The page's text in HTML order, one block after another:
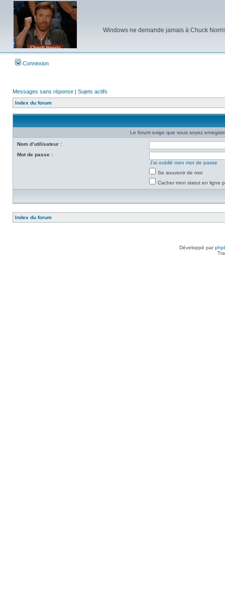
Windows ne demande jamais à Chuck
Connexion
Messages sans réponse | Sujets actifs
Index du forum
Le forum exige que vous soyez
Nom d’utilisateur :
Mot de passe :
J’ai oublié mon mot de passe
Se souvenir de moi
Cacher mon statut en ligne
Index du forum
Développé par